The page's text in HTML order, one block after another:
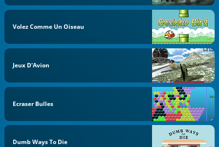
Volez Comme Un Oiseau
Jeux D'Avion
Ecraser Bulles
Dumb Ways To Die